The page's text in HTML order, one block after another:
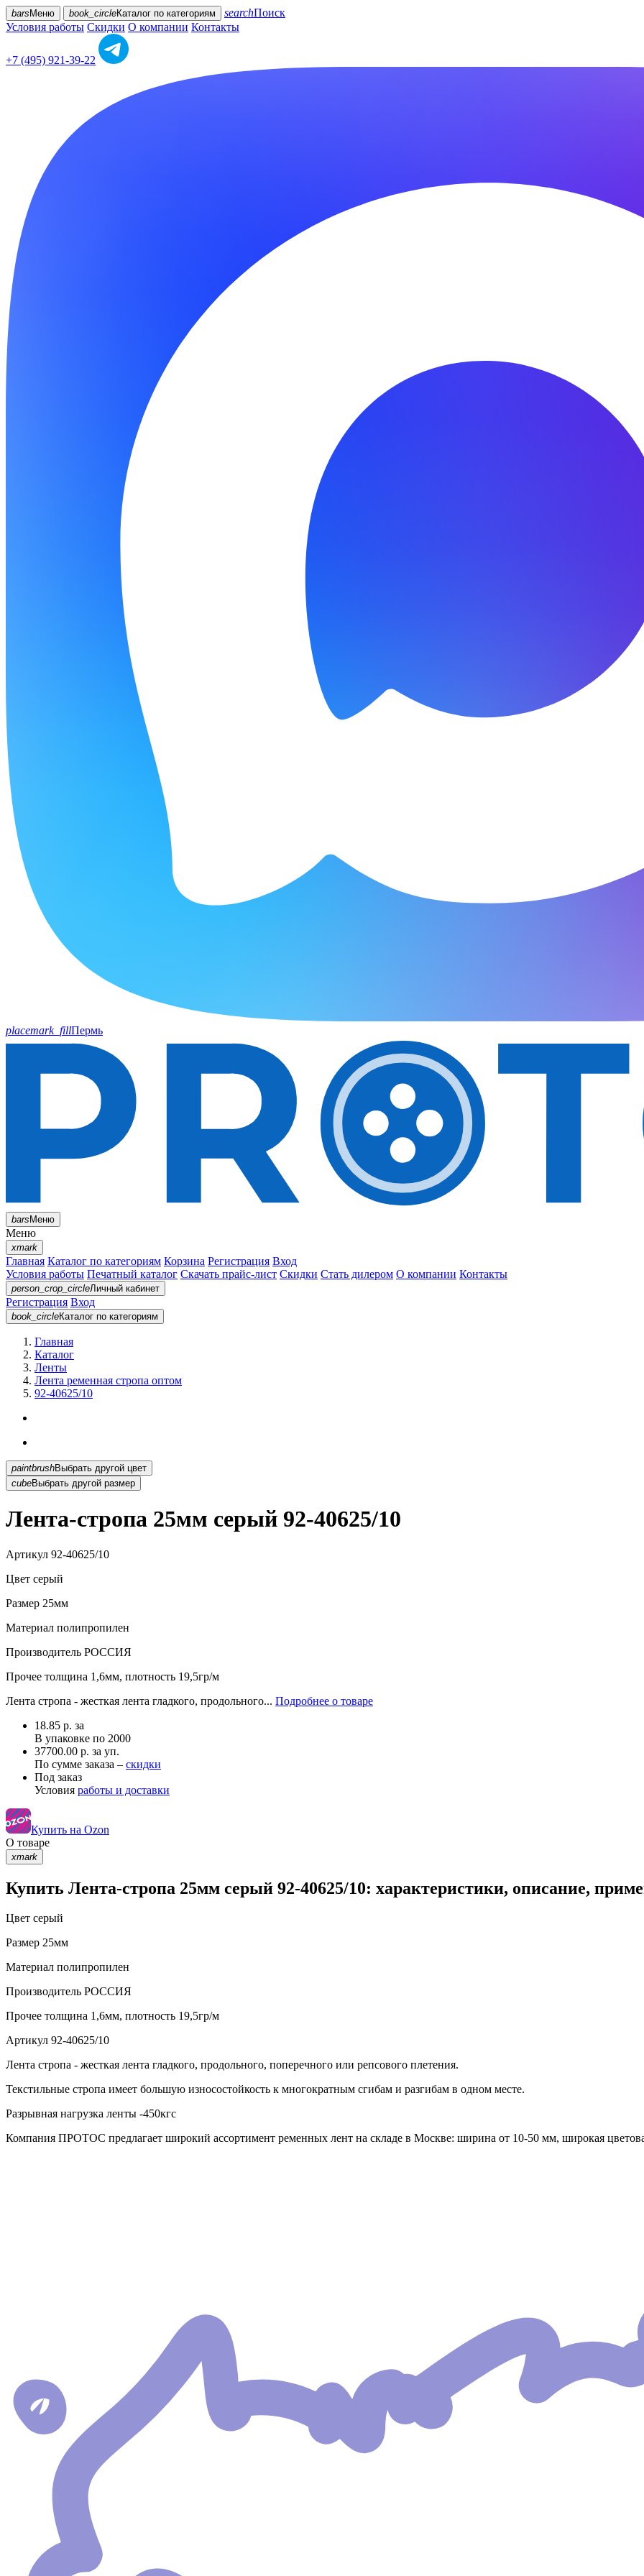
bars Меню book_circleКаталог по категориям searchПоиск
Условия работы Скидки О компании Контакты
+7 (495) 921-39-22
placemark_fillПермь
barsМеню
Меню
xmark
Главная Каталог по категориям Корзина Регистрация Вход
Условия работы Печатный каталог Скачать прайс-лист Скидки Стать дилером О компании Контакты
person_crop_circleЛичный кабинет
Регистрация Вход
book_circleКаталог по категориям
Главная
Каталог
Ленты
Лента ременная стропа оптом
92-40625/10
paintbrush
Выбрать другой цвет
cubeВыбрать другой размер
Лента-стропа 25мм серый 92-40625/10
Артикул 92-40625/10
Цвет серый
Размер 25мм
Материал полипропилен
Производитель РОССИЯ
Прочее толщина 1,6мм, плотность 19,5гр/м
Лента стропа - жесткая лента гладкого, продольного... Подробнее о товаре
18.85 р. за
В упаковке по 2000
37700.00 р. за уп.
По сумме заказа – скидки
Под заказ
Условия работы и доставки
Купить на Ozon
О товаре
xmark
Купить Лента-стропа 25мм серый 92-40625/10: характеристики, описание,
Цвет серый
Размер 25мм
Материал полипропилен
Производитель РОССИЯ
Прочее толщина 1,6мм, плотность 19,5гр/м
Артикул 92-40625/10
Лента стропа - жесткая лента гладкого, продольного, поперечного или репсового плетения.
Текстильные стропа имеет большую износостойкость к многократным сгибам и разгибам в одном месте.
Разрывная нагрузка ленты -450кгс
Компания ПРОТОС предлагает широкий ассортимент ременных лент на складе в Москве: ширина от 10-50 мм, широкая